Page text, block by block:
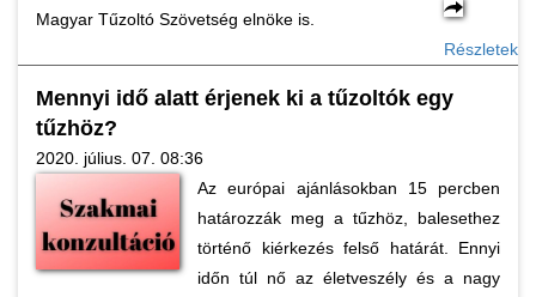
Magyar Tűzoltó Szövetség elnöke is.
Részletek
Mennyi idő alatt érjenek ki a tűzoltók egy
tűzhöz?
2020. július. 07. 08:36
Az európai ajánlásokban 15 percben
határozzák meg a tűzhöz, balesethez
történő kiérkezés felső határát. Ennyi
időn túl nő az életveszély és a nagy